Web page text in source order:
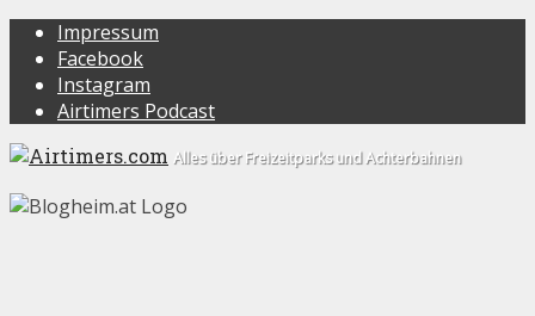
Impressum
Facebook
Instagram
Airtimers Podcast
Alles über Freizeitparks und Achterbahnen